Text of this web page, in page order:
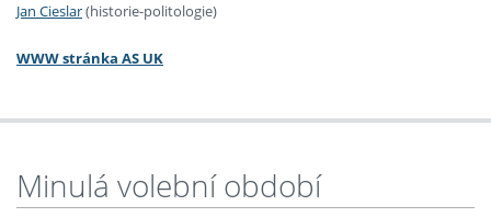
Jan Cieslar(historie-politologie)
WWW stránka AS UK
Minulá volební období